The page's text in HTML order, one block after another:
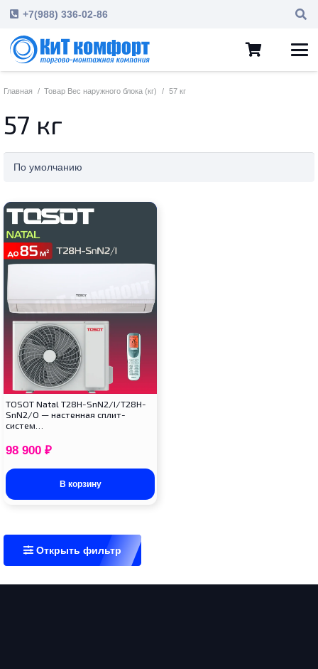
+7(988) 336-02-86
Главная / Товар Вес наружного блока (кг) / 57 кг
57 кг
TOSOT Natal T28H-SnN2/I/T28H-
SnN2/O — настенная сплит-
систем…
98 900 ₽
В корзину
Открыть фильтр